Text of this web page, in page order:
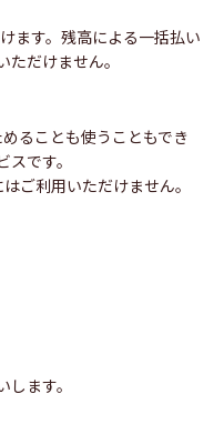
ます。残高による一括払い
だけません。
ることも使うこともでき
です。
ご利用いただけません。
ます。